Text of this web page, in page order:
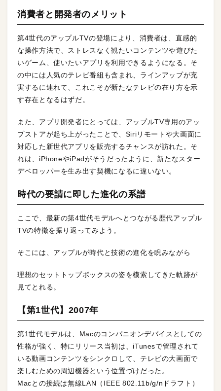
消費者と開発者のメリット
第4世代のアップルTVの登場により、消費者は、直感的
な操作方法で、ストレスなく観たいコンテンツや遊びた
いゲーム、使いたいアプリを利用できるようになる。そ
の中には人気のテレビ番組も含まれ、ラインアップが充
実するに連れて、これこそが新たなテレビの在り方を示
す存在となるはずだ。
また、アプリ開発者にとっては、アップルTV専用のアッ
プストアが起ち上がったことで、Siriリモートや大画面に
対応した新世代アプリを販売するチャンスが訪れた。そ
れは、iPhoneやiPadがそうだったように、新たなスター
デベロッパーを生み出す契機になるに違いない。
時代の要請に即した進化の系譜
ここで、最新の第4世代モデルへとつながる歴代アップル
TVの特徴を振り返ってみよう。
そこには、アップルが時代と技術の進化を睨みながら
理想のセットトップボックスの姿を模索してきた軌跡が
見てとれる。
【第1世代】2007年
第1世代モデルは、Macのコンパニオンデバイスとしての
性格が強く、特にリリース当初は、iTunesで管理されて
いる動画コンテンツをシンクロして、テレビの大画面で
楽しむための周辺機器という位置づけだった。
Macとの接続は無線LAN（IEEE 802.11b/g/nドラフト）